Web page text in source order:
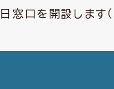
窓口を開設しま